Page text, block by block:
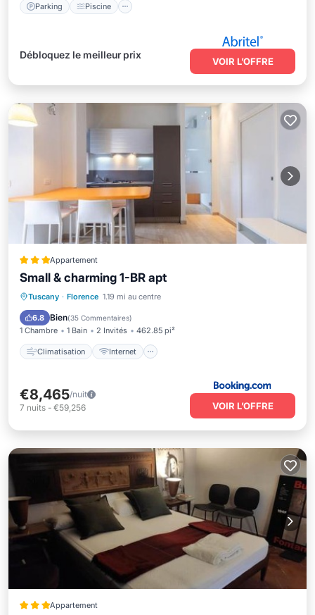
Parking Piscine
Débloquez le meilleur prix
VOIR L’OFFRE
Appartement
Small & charming 1-BR apt
Tuscany · Florence 1.19 mi au centre
6.8 Bien(35 Commentaires)
1 Chambre 1 Bain 2 Invités 462.85 pi²
Climatisation Internet
Climatisation
Internet
Adapté aux enfants
€8,465/nuit
7 nuits - €59,256 VOIR L’OFFRE
Appartement